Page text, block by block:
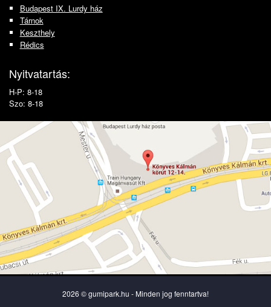
Budapest IX. Lurdy ház
Tárnok
Keszthely
Rédics
Nyitvatartás:
H-P: 8-18
Szo: 8-18
2026 © gumipark.hu - Minden jog fenntartva!